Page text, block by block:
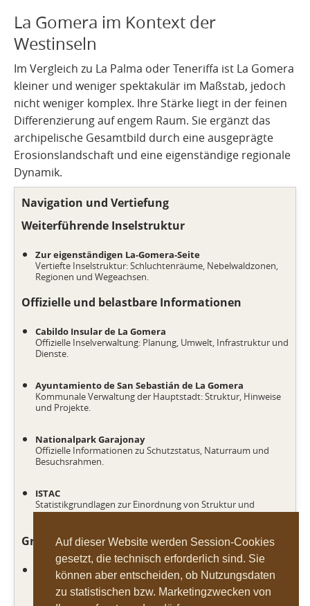
Auf dieser Website werden Session-Cookies
gesetzt, die technisch erforderlich sind. Sie
können aber entscheiden, ob Nutzungsdaten
zu statistischen bzw. Marketingzwecken von
La Gomera im Kontext der
Westinseln
Im Vergleich zu La Palma oder Teneriffa ist La Gomera
kleiner und weniger spektakulär im Maßstab, jedoch
nicht weniger komplex. Ihre Stärke liegt in der feinen
Differenzierung auf engem Raum. Sie ergänzt das
archipelische Gesamtbild durch eine ausgeprägte
Erosionslandschaft und eine eigenständige regionale
Dynamik.
Navigation und Vertiefung
Weiterführende Inselstruktur
Zur eigenständigen La-Gomera-Seite
Vertiefte Inselstruktur: Schluchtenräume, Nebelwaldzonen,
Regionen und Wegeachsen.
Offizielle und belastbare Informationen
Cabildo Insular de La Gomera
Offizielle Inselverwaltung: Planung, Umwelt, Infrastruktur und
Dienste.
Ayuntamiento de San Sebastián de La Gomera
Kommunale Verwaltung der Hauptstadt: Struktur, Hinweise
und Projekte.
Nationalpark Garajonay
Offizielle Informationen zu Schutzstatus, Naturraum und
Besuchsrahmen.
ISTAC
Statistikgrundlagen zur Einordnung von Struktur und
Entwicklung.
Grundlagen im Portal
Natur und Schutzgebiete
Höhenstufen, Endemismus und Schutzlogik als systemischer
Hintergrund.